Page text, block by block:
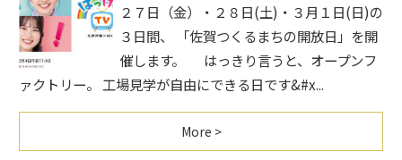
２７日（金）・２８日(土)・３月１日(日)の
３日間、 「佐賀つくるまちの開放日」を開
催します。 はっきり言うと、オープンフ
ァクトリー。 工場見学が自由にできる日です&#x...
More >